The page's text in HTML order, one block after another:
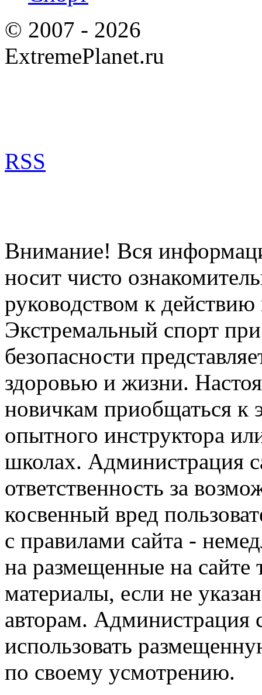
© 2007 - 2026
ExtremePlanet.ru
RSS
Внимание! Вся
носит чисто
руководством к
Экстремальный спорт
безопасности
здоровью и жизни.
новичкам приобщаться к
опытного инструктора
школах. Администрация
ответственность за
косвенный вред
с правилами сайта -
на размещенные на сайте
материалы, если не
авторам. Администрация
использовать
по своему усмотрению.